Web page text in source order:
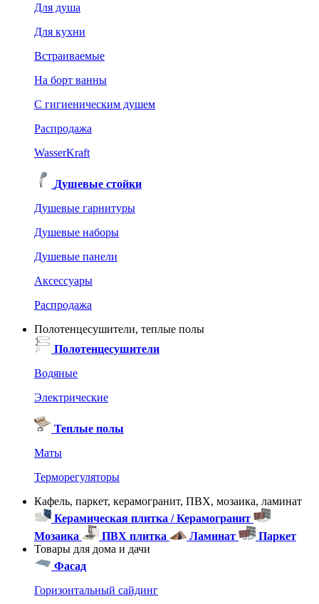
Для душа
Для кухни
Встраиваемые
На борт ванны
C гигиеническим душем
Распродажа
WasserKraft
Душевые стойки
Душевые гарнитуры
Душевые наборы
Душевые панели
Аксессуары
Распродажа
Полотенцесушители, теплые полы
Полотенцесушители
Водяные
Электрические
Теплые полы
Маты
Терморегуляторы
Кафель, паркет, керамогранит, ПВХ, мозаика, ламинат
Керамическая плитка / Керамогранит
Мозаика
ПВХ плитка Ламинат
Паркет
Товары для дома и дачи
Фасад
Горизонтальный сайдинг